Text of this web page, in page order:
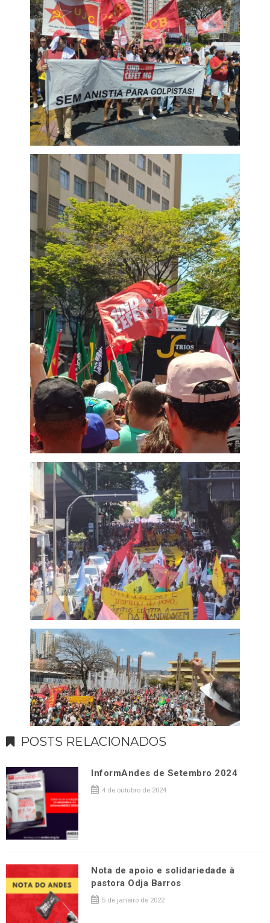
POSTS RELACIONADOS
InformAndes de Setembro 2024
4 de outubro de 2024
Nota de apoio e solidariedade à
pastora Odja Barros
5 de janeiro de 2022